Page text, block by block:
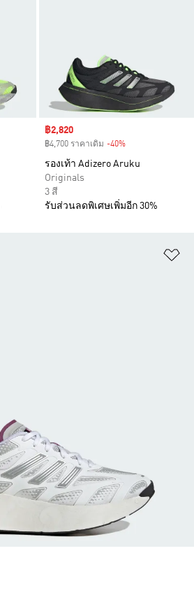
Sale price
฿2,820
฿4,700 ราคาเดิม -40%
รองเท้า Adizero Aruku
Originals
3 สี
รับส่วนลดพิเศษเพิ่มอีก 30%